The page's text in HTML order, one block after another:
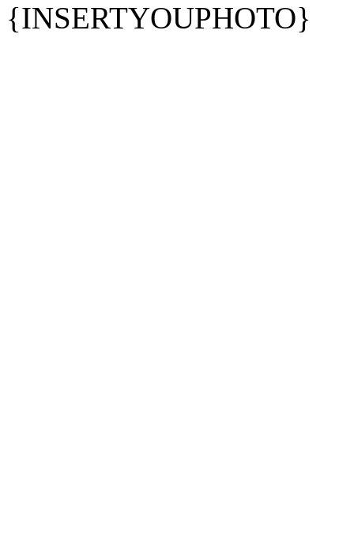
{INSERTYOUPHOTO}